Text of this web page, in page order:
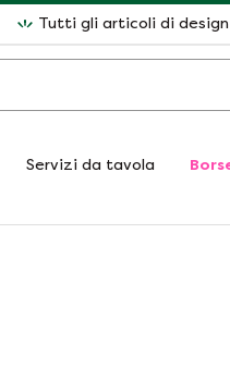
Tutti gli articoli di
Servizi da tavola